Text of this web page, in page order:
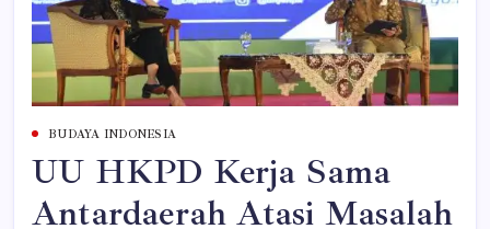
BUDAYA INDONESIA
UU HKPD Kerja Sama
Antardaerah Atasi Masalah